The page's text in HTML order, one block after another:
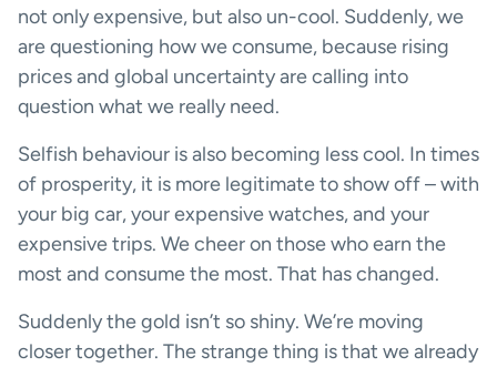
not only expensive, but also un-cool. Suddenly, we
are questioning how we consume, because rising
prices and global uncertainty are calling into
question what we really need.
Selfish behaviour is also becoming less cool. In times
of prosperity, it is more legitimate to show off – with
your big car, your expensive watches, and your
expensive trips. We cheer on those who earn the
most and consume the most. That has changed.
Suddenly the gold isn’t so shiny. We’re moving
closer together. The strange thing is that we already